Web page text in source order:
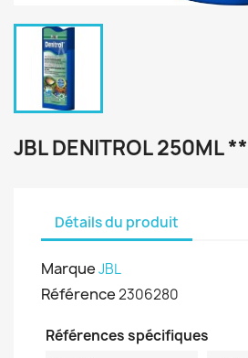
JBL DENITROL 250ML **
Détails du produit
MarqueJBL
Référence2306280
Références spécifiques